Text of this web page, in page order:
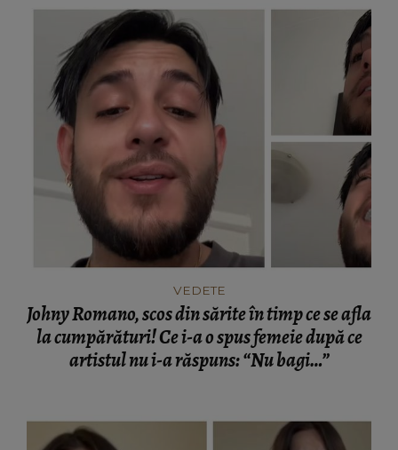
VEDETE
Johny Romano, scos din sărite în timp ce se afla
la cumpărături! Ce i-a o spus femeie după ce
artistul nu i-a răspuns: “Nu bagi…”